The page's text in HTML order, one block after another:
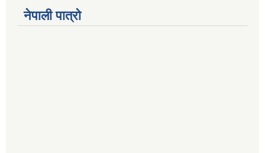
नेपाली पात्रो